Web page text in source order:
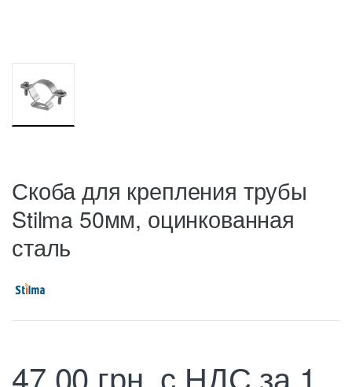
Скоба для крепления трубы
Stilma 50мм, оцинкованная
сталь
47,00 грн. с НДС за 1